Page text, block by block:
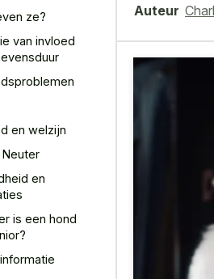
ze?
van invloed
en welzijn
Neuter
en
is een hond
Auteur